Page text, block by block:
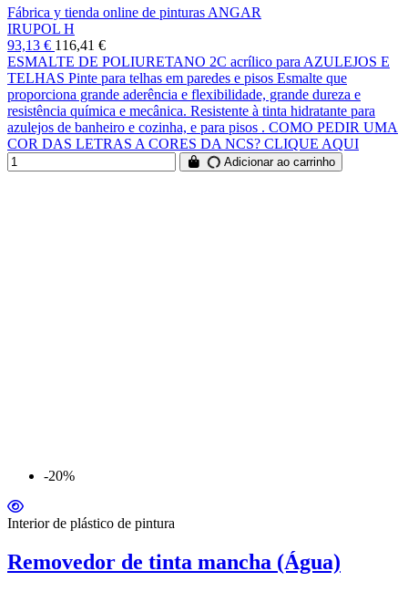
Fábrica y tienda online de pinturas ANGAR
IRUPOL H
93,13 € 116,41 €
ESMALTE DE POLIURETANO 2C acrílico para AZULEJOS E
TELHAS Pinte para telhas em paredes e pisos Esmalte que
proporciona grande aderência e flexibilidade, grande dureza e
resistência química e mecânica. Resistente à tinta hidratante para
azulejos de banheiro e cozinha, e para pisos . COMO PEDIR UMA
COR DAS LETRAS A CORES DA NCS? CLIQUE AQUI
Adicionar ao carrinho
-20%
Interior de plástico de pintura
Removedor de tinta mancha (Água)